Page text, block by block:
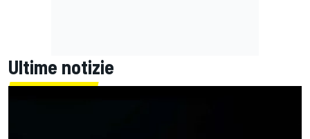
Ultime notizie